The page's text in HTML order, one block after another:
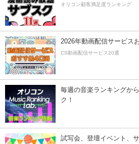
オリコン顧客満足度ランキング
2026年動画配信サービス
CS動画配信サービス20選
毎週の音楽ランキングか
ク！
試写会、登壇イベント、